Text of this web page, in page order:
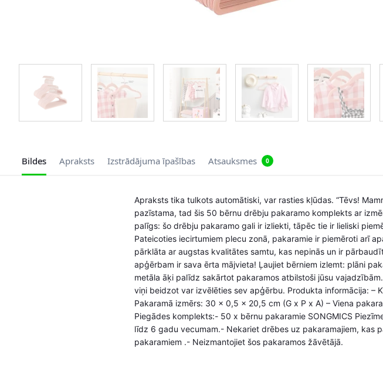
Bildes Apraksts Izstrādājuma īpašības Atsauksmes 0
Apraksts tika tulkots automātiski, var rasties kļūdas. “Tēvs!
pazīstama, tad šis 50 bērnu drēbju pakaramo komplekts ar
palīgs: šo drēbju pakaramo gali ir izliekti, tāpēc tie ir lieliski
Pateicoties iecirtumiem plecu zonā, pakaramie ir piemēroti arī
pārklāta ar augstas kvalitātes samtu, kas nepinās un ir
apģērbam ir sava ērta mājvieta! Ļaujiet bērniem izlemt: plāni
metāla āķi palīdz sakārtot pakaramos atbilstoši jūsu
viņi beidzot var izvēlēties sev apģērbu. Produkta informācija: –
Pakaramā izmērs: 30 x 0,5 x 20,5 cm (G x P x A) – Viena
Piegādes komplekts:- 50 x bērnu pakaramie SONGMICS
līdz 6 gadu vecumam.- Nekariet drēbes uz pakaramajiem, kas
pakaramiem .- Neizmantojiet šos pakaramos žāvētājā.